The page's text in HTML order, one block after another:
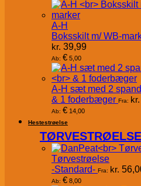
A-H
Boksskilt m/ WB-
kr. 39,99
Ab: € 5,00
A-H sæt med 2
& 1 foderbæger Fra: kr.
Ab: € 14,00
Hestestrøelse
Tørvestrøelse
-Standard- Fra: kr.
Ab: € 8,00